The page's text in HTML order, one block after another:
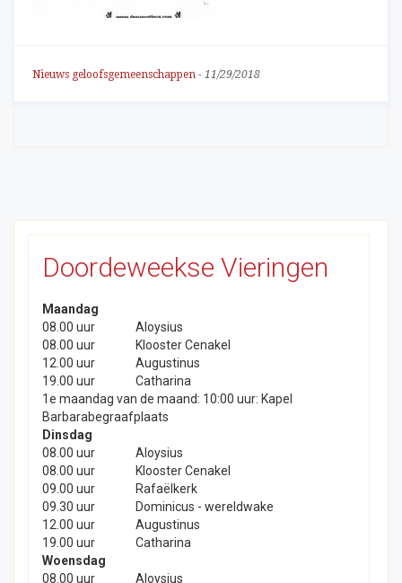
Nieuws geloofsgemeenschappen - 11/29/2018
Doordeweekse Vieringen
Maandag
08.00 uur
Aloysius
08.00 uur
Klooster Cenakel
12.00 uur
Augustinus
19.00 uur
Catharina
1e maandag van de maand: 10:00 uur: Kapel
Barbarabegraafplaats
Dinsdag
08.00 uur
Aloysius
08.00 uur
Klooster Cenakel
09.00 uur
Rafaëlkerk
09.30 uur
Dominicus - wereldwake
12.00 uur
Augustinus
19.00 uur
Catharina
Woensdag
08.00 uur
Aloysius